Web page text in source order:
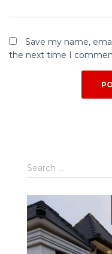
Save my name,
the next time I
S
e
r
c
h
f
Search …